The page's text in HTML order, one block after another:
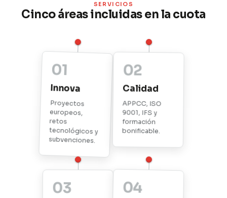
SERVICIOS
Cinco áreas incluidas en la cuota
01
Innova
Proyectos
europeos,
retos
tecnológicos y
subvenciones.
02
Calidad
APPCC, ISO
9001, IFS y
formación
bonificable.
03 04